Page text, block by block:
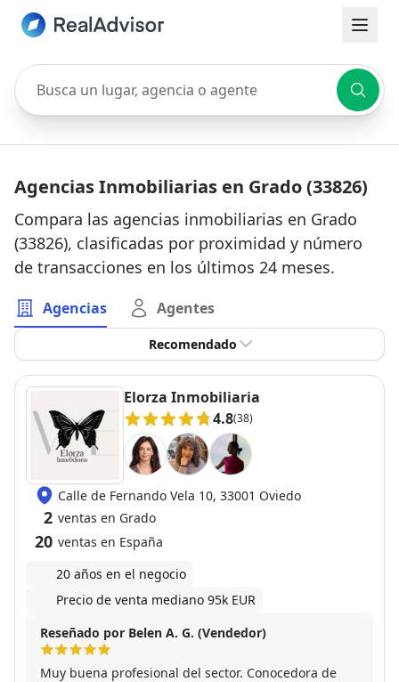
Busca un lugar, agencia o agente
Agencias Inmobiliarias en Grado (33826)
Compara las agencias inmobiliarias en Grado
(33826), clasificadas por proximidad y número
de transacciones en los últimos 24 meses.
Agencias Agentes
Recomendado
Elorza Inmobiliaria
4.8(38)
Calle de Fernando Vela 10, 33001 Oviedo
2 ventas en Grado
20 ventas en España
20 años en el negocio
Precio de venta mediano 95k EUR
Reseñado por Belen A. G. (Vendedor)
Muy buena profesional del sector. Conocedora de